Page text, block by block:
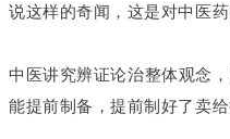
说这样的奇闻，这是对中医
中医讲究辨证论治整体观念
能提前制备，提前制好了卖